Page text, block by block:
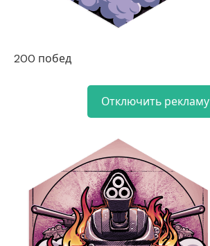
200 побед
Отключить рекламу